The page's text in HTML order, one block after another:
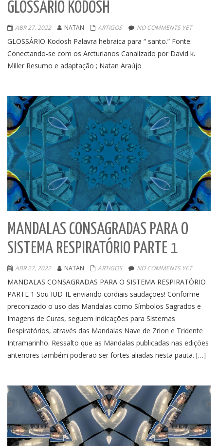
GLOSSÁRIO KODOSH
ABR 27, 2022 NATAN ARTIGOS NO COMMENTS YET
GLOSSÁRIO Kodosh Palavra hebraica para “ santo.” Fonte:
Conectando-se com os Arcturianos Canalizado por David k.
Miller Resumo e adaptação ; Natan Araújo
MANDALAS CONSAGRADAS PARA O
SISTEMA RESPIRATÓRIO PARTE 1
ABR 27, 2022 NATAN ARTIGOS NO COMMENTS YET
MANDALAS CONSAGRADAS PARA O SISTEMA RESPIRATÓRIO
PARTE 1 Sou IUD-IL enviando cordiais saudações! Conforme
preconizado o uso das Mandalas como Símbolos Sagrados e
Imagens de Curas, seguem indicações para Sistemas
Respiratórios, através das Mandalas Nave de Zrion e Tridente
Intramarinho. Ressalto que as Mandalas publicadas nas edições
anteriores também poderão ser fortes aliadas nesta pauta. […]